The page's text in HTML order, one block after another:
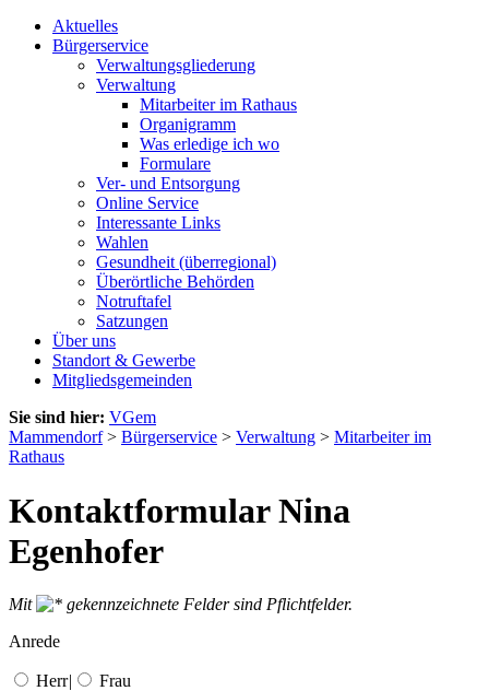
Aktuelles
Bürgerservice
Verwaltungsgliederung
Verwaltung
Mitarbeiter im Rathaus
Organigramm
Was erledige ich wo
Formulare
Ver- und Entsorgung
Online Service
Interessante Links
Wahlen
Gesundheit (überregional)
Überörtliche Behörden
Notruftafel
Satzungen
Über uns
Standort & Gewerbe
Mitgliedsgemeinden
Sie sind hier: VGem
Mammendorf> Bürgerservice > Verwaltung > Mitarbeiter im
Rathaus
Kontaktformular Nina
Egenhofer
Mit
gekennzeichnete Felder sind Pflichtfelder.
Anrede
Herr| Frau